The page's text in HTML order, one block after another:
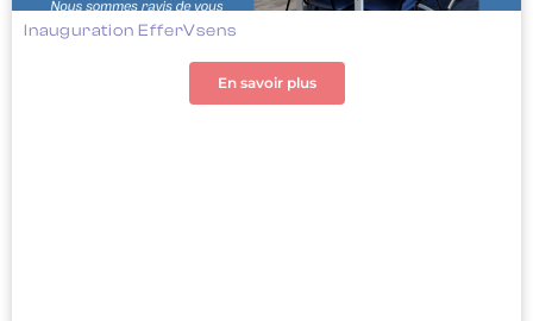
Inauguration EfferVsens
En savoir plus